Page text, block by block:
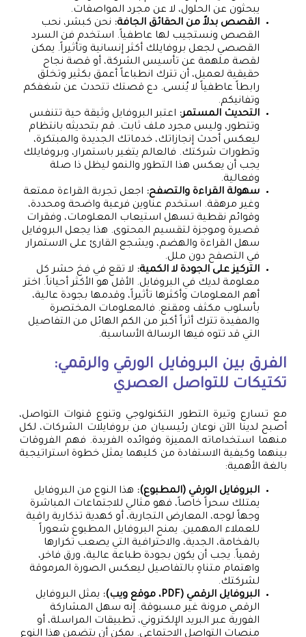
يبحثون عن الحلول، لا عن مجرد المواصفات.
القصص بدلاً من الحقائق الجافة: نحن كبشر، نحب
القصص ونستجيب لها عاطفياً. استخدم فن السرد
القصصي لجعل بروفايلك أكثر إنسانية وتأثيراً. يمكن
لقصة ملهمة عن تأسيس الشركة، أو قصة نجاح
حقيقية لعميل، أن تترك انطباعاً أعمق بكثير وتخلق
رابطاً عاطفياً لا يُنسى. دع قصتك تتحدث عن شغفكم
وتفانيكم.
التحديث المستمر: اعتبر البروفايل وثيقة حية تتنفس
وتتطور، وليس مجرد ملف ثابت. قم بتحديثه بانتظام
ليعكس أحدث إنجازاتك، خدماتك الجديدة والمبتكرة،
وتطورات شركتك. فالعالم يتغير باستمرار، وبروفايلك
يجب أن يعكس هذا التطور والنمو ليظل ذا صلة
وفعالية.
سهولة القراءة والتصفح: اجعل تجربة القراءة ممتعة
وغير مرهقة. استخدم عناوين فرعية واضحة ومحددة،
وقوائم نقطية تسهل استيعاب المعلومات، وفقرات
قصيرة وموجزة لتقسيم المحتوى. هذا يجعل البروفايل
سهل القراءة والهضم، ويشجع القارئ على الاستمرار
في التصفح دون ملل.
التركيز على الجودة لا الكمية: لا تقع في فخ حشر كل
معلومة لديك في البروفايل. الأقل هو الأكثر أحياناً. اختر
أهم المعلومات وأكثرها تأثيراً، وقدمها بجودة عالية،
بأسلوب مكثف ومقنع. فالمعلومات المختصرة
والمفيدة تترك أثراً أكبر من الكم الهائل من التفاصيل
التي قد تتوه فيها الرسالة الأساسية.
الفرق بين البروفايل الورقي والرقمي:
تكتيكات للتواصل العصري
مع تسارع وتيرة التطور التكنولوجي وتنوع قنوات التواصل،
أصبح لدينا الآن نوعان رئيسيان من بروفايلات الشركات، لكل
منهما استخداماته المميزة وفوائده الفريدة. فهم الفروقات
بينهما وكيفية الاستفادة من كليهما يمثل خطوة استراتيجية
بالغة الأهمية:
البروفايل الورقي (المطبوع): هذا النوع من البروفايل
يمتلك سحراً خاصاً، فهو مثالي للاجتماعات المباشرة
وجهاً لوجه، المعارض التجارية، أو كهدية تذكارية راقية
للعملاء المهمين. يمنح البروفايل المطبوع شعوراً
بالفخامة، الجدية، والاحترافية التي يصعب تكرارها
رقمياً. يجب أن يكون بجودة طباعة عالية، ورق فاخر،
واهتمام متناهٍ بالتفاصيل ليعكس الصورة المرموقة
لشركتك.
البروفايل الرقمي (PDF، موقع ويب):
يمثل البروفايل
الرقمي مرونة غير مسبوقة. إنه سهل المشاركة
الفورية عبر البريد الإلكتروني، تطبيقات المراسلة، أو
منصات التواصل الاجتماعي. يمكن أن يتضمن هذا النوع